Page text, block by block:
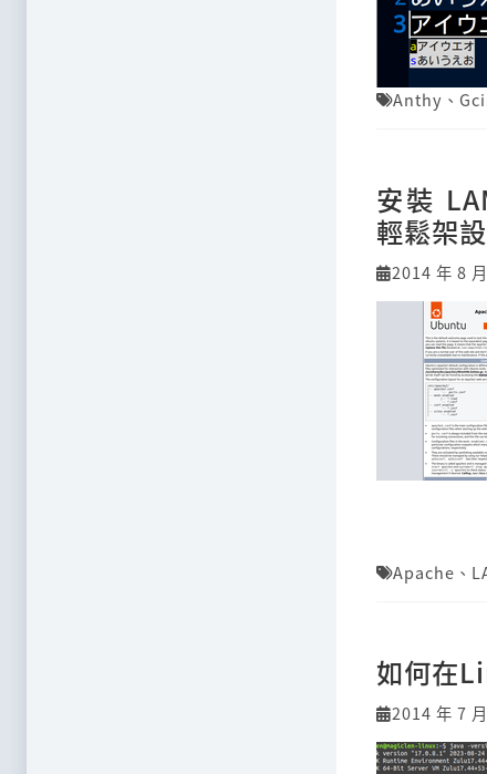
Anthy 、
安裝
輕鬆架
2014 年 8
Apache 、
如何在
2014 年 7